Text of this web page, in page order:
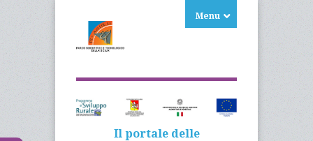
Menu
Il portale delle